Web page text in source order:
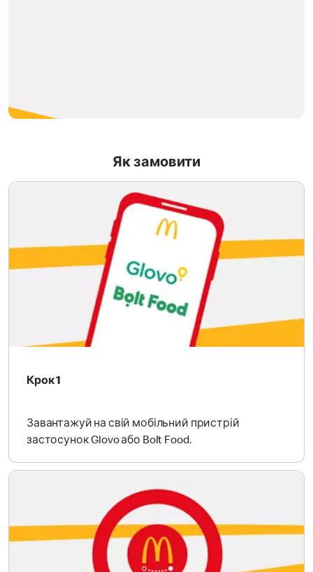
Як замовити
Крок 1
Завантажуй на свій мобільний пристрій
застосунок Glovo або Bolt Food.